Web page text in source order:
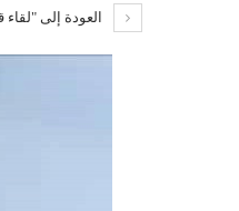
العودة إلى